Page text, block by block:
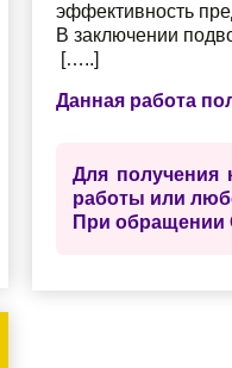
эффективность
В заключении
[…..]
Данная работа
Для получения
работы или
При обращении